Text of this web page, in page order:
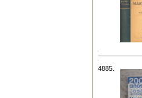
4885.